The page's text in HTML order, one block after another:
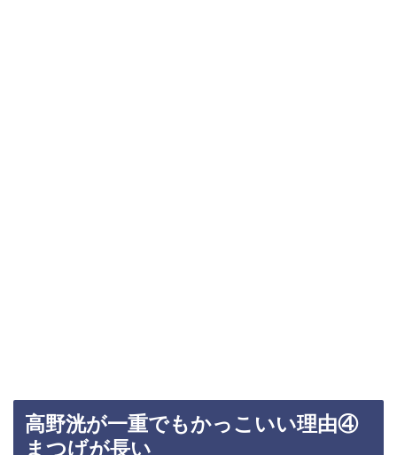
高野洸が一重でもかっこいい理由④
まつげが長い